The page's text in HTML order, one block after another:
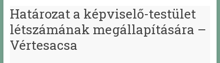
Határozat a képviselő-testület
létszámának megállapítására –
Vértesacsa